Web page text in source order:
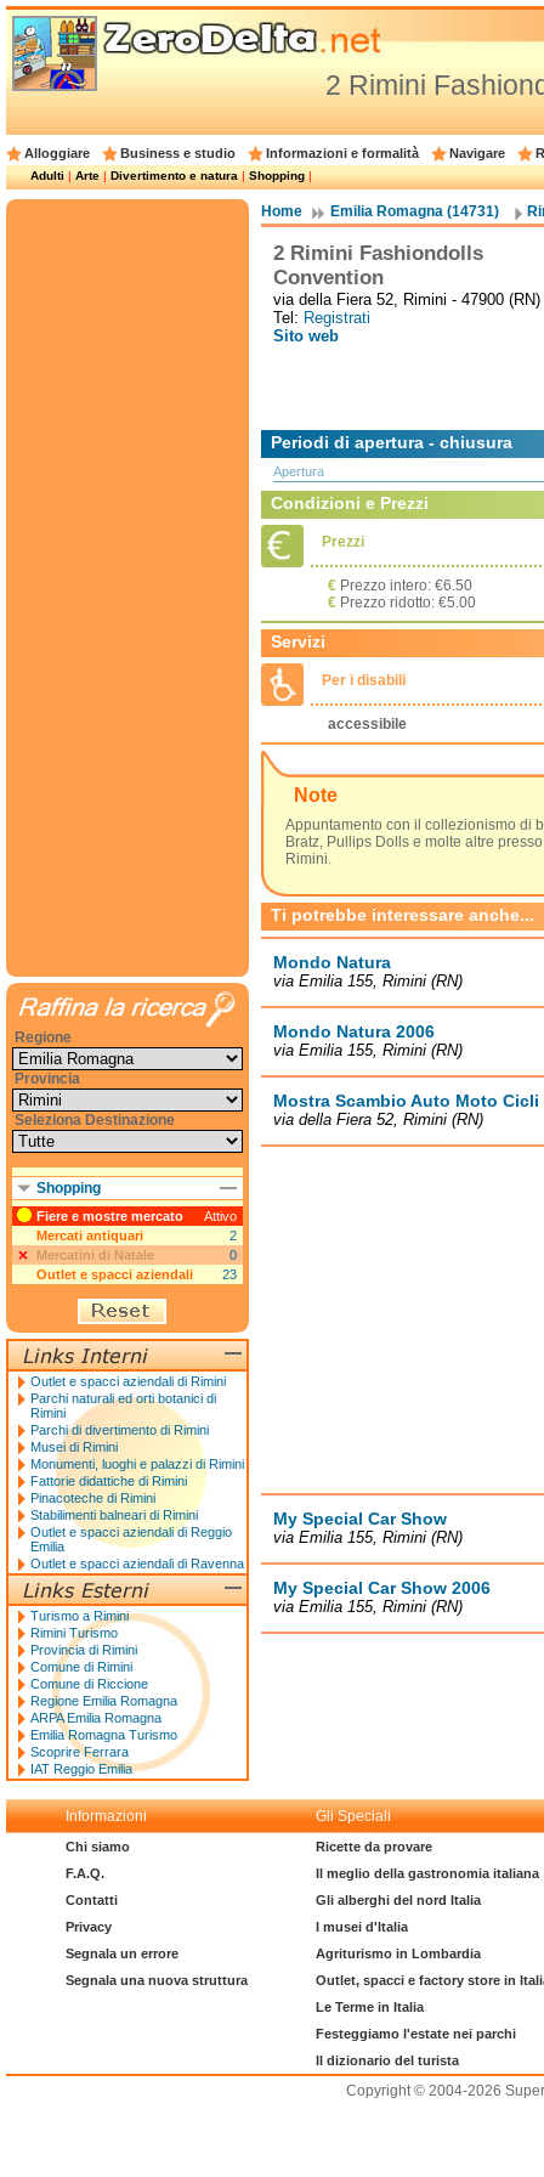
2 Rimini
Alloggiare Business e studio Informazioni e formalità Navigare
Adulti|Arte|Divertimento e natura|Shopping|
Home Emilia Romagna (14731)
2 Rimini Fashiondolls
Convention
via della Fiera 52, Rimini - 47900 (RN)
Tel: Registrati
Sito web
Periodi di apertura - chiusura
Apertura
Condizioni e Prezzi
Prezzi
€ Prezzo intero: €6.50
€ Prezzo ridotto: €5.00
Servizi
Per i disabili
accessibile
Note
Appuntamento con il collezionismo di
Bratz, Pullips Dolls e molte altre
Rimini.
Ti potrebbe interessare anche...
Mondo Natura
via Emilia 155, Rimini (RN)
Mondo Natura 2006
via Emilia 155, Rimini (RN)
Mostra Scambio Auto Moto Cicli
via della Fiera 52, Rimini (RN)
My Special Car Show
via Emilia 155, Rimini (RN)
My Special Car Show 2006
via Emilia 155, Rimini (RN)
Regione
Provincia
Seleziona Destinazione
Shopping
Fiere e mostre mercato
Attivo
Mercati antiquari
2
Mercatini di Natale
0
Outlet e spacci aziendali
23
Outlet e spacci aziendali di Rimini
Parchi naturali ed orti botanici di
Rimini
Parchi di divertimento di Rimini
Musei di Rimini
Monumenti, luoghi e palazzi di Rimini
Fattorie didattiche di Rimini
Pinacoteche di Rimini
Stabilimenti balneari di Rimini
Outlet e spacci aziendali di Reggio
Emilia
Outlet e spacci aziendali di Ravenna
Turismo a Rimini
Rimini Turismo
Provincia di Rimini
Comune di Rimini
Comune di Riccione
Regione Emilia Romagna
ARPA Emilia Romagna
Emilia Romagna Turismo
Scoprire Ferrara
IAT Reggio Emilia
Informazioni Gli Speciali
Chi siamo
F.A.Q.
Contatti
Privacy
Segnala un errore
Segnala una nuova struttura
Ricette da provare
Il meglio della gastronomia italiana
Gli alberghi del nord Italia
I musei d'Italia
Agriturismo in Lombardia
Outlet, spacci e factory store in
Le Terme in Italia
Festeggiamo l'estate nei parchi
Il dizionario del turista
Copyright © 2004-2026